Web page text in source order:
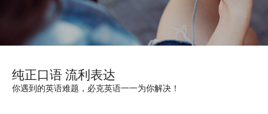
纯正口语 流利表达
你遇到的英语难题，必克英语一一为你解决！